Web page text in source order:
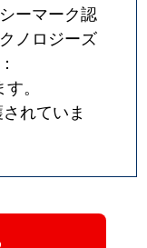
ーマーク認
ノロジーズ
。
れていま